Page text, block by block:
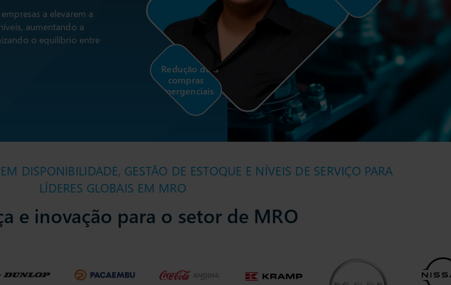
a elevarem a
aumentando a
o equilíbrio entre
Redução de
compras
emergenciais
DISPONIBILIDADE, GESTÃO DE ESTOQUE E NÍVEIS DE SERVIÇO PARA
LÍDERES GLOBAIS EM MRO
e inovação para o setor de MRO